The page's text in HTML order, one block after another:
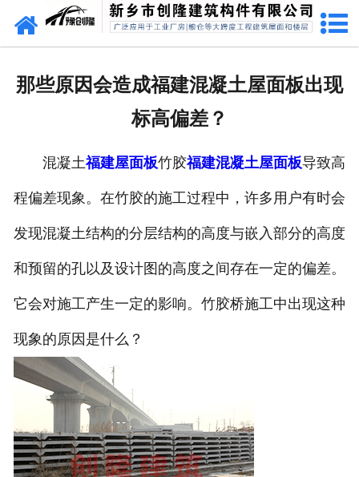
网站首页
资质荣誉
成功案例
联系我们
那些原因会造成福建混凝土屋面板出现
标高偏差？
混凝土福建屋面板竹胶福建混凝土屋面板导致高
程偏差现象。在竹胶的施工过程中，许多用户有时会
发现混凝土结构的分层结构的高度与嵌入部分的高度
和预留的孔以及设计图的高度之间存在一定的偏差。
它会对施工产生一定的影响。竹胶桥施工中出现这种
现象的原因是什么？